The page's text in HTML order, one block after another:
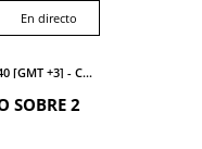
En directo
+3] - Coche
SOBRE 2